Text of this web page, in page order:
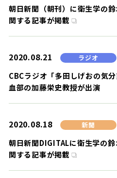
朝日新聞（朝刊）に衛生学の
関する記事が掲載
2020.08.21 ラジオ
CBCラジオ「多田しげおの気
血部の加藤栄史教授が出演
2020.08.18 新聞
朝日新聞DIGITALに衛生学の
関する記事が掲載